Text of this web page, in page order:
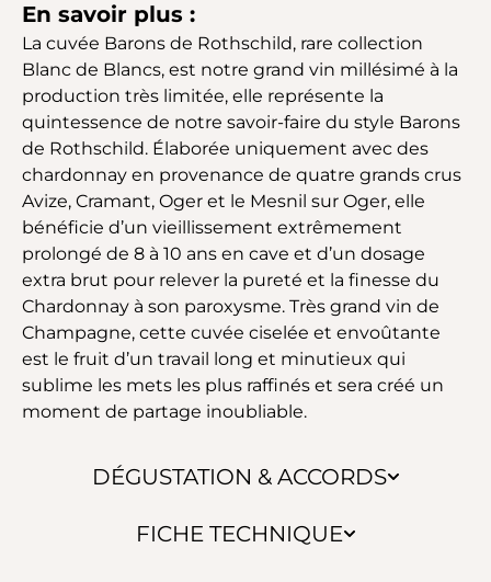
DÉGUSTATION & ACCORDS
FICHE TECHNIQUE
En savoir plus :
La cuvée Barons de Rothschild, rare collection
Blanc de Blancs, est notre grand vin millésimé à la
production très limitée, elle représente la
quintessence de notre savoir-faire du style Barons
de Rothschild. Élaborée uniquement avec des
chardonnay en provenance de quatre grands crus
Avize, Cramant, Oger et le Mesnil sur Oger, elle
bénéficie d’un vieillissement extrêmement
prolongé de 8 à 10 ans en cave et d’un dosage
extra brut pour relever la pureté et la finesse du
Chardonnay à son paroxysme. Très grand vin de
Champagne, cette cuvée ciselée et envoûtante
est le fruit d’un travail long et minutieux qui
sublime les mets les plus raffinés et sera créé un
moment de partage inoubliable.